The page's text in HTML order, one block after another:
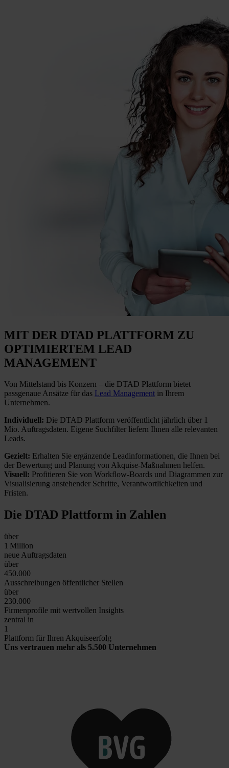
MIT DER DTAD PLATTFORM ZU
OPTIMIERTEM LEAD
MANAGEMENT
Von Mittelstand bis Konzern – die DTAD Plattform bietet
passgenaue Ansätze für das Lead Management in Ihrem
Unternehmen.
Individuell: Die DTAD Plattform veröffentlicht jährlich über 1
Mio. Auftragsdaten. Eigene Suchfilter liefern Ihnen alle relevanten
Leads.
Gezielt: Erhalten Sie ergänzende Leadinformationen, die Ihnen bei
der Bewertung und Planung von Akquise-Maßnahmen helfen.
Visuell: Profitieren Sie von Workflow-Boards und Diagrammen zur
Visualisierung anstehender Schritte, Verantwortlichkeiten und
Fristen.
Die DTAD Plattform in Zahlen
über
1 Million
neue Auftragsdaten
über
450.000
Ausschreibungen öffentlicher Stellen
über
230.000
Firmenprofile mit wertvollen Insights
zentral in
1
Plattform für Ihren Akquiseerfolg
Uns vertrauen mehr als 5.500 Unternehmen